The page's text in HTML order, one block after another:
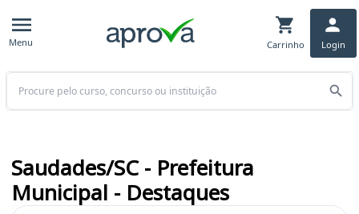
Menu Carrinho Login
Buscar
Saudades/SC - Prefeitura
Municipal - Destaques